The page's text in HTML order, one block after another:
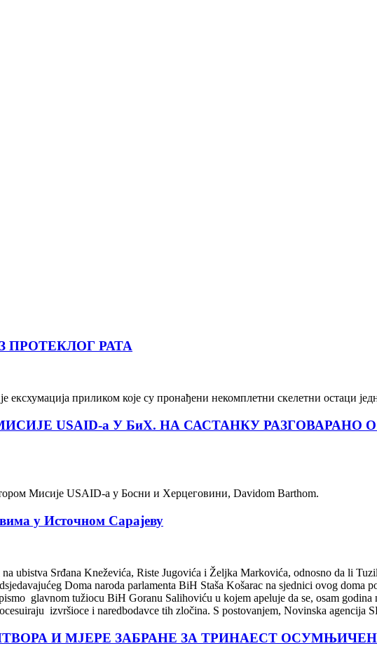
РАТА
приликом које су пронађени некомплетни скелетни остаци
USAID-а У БиХ. НА САСТАНКУ РАЗГОВАРАНО
Мисије USAID-а у Босни и Херцеговини, Davidom Barthom.
у Источном Сарајеву
ubistva Srđana Kneževića, Riste Jugovića i Željka Markovića, odnosno da li
Doma naroda parlamenta BiH Staša Košarac na sjednici ovog doma
glavnom tužiocu BiH Goranu Salihoviću u kojem apeluje da se, osam godina
izvršioce i naredbodavce tih zločina. S postovanjem, Novinska agencija
И МЈЕРЕ ЗАБРАНЕ ЗА ТРИНАЕСТ